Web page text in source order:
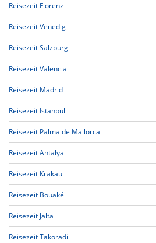
Reisezeit Florenz
Reisezeit Venedig
Reisezeit Salzburg
Reisezeit Valencia
Reisezeit Madrid
Reisezeit Istanbul
Reisezeit Palma de Mallorca
Reisezeit Antalya
Reisezeit Krakau
Reisezeit Bouaké
Reisezeit Jalta
Reisezeit Takoradi